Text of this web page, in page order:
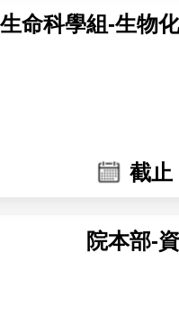
responses of
how environmental
Smet and Dr.
生命科學組-生物
截止
院本部-